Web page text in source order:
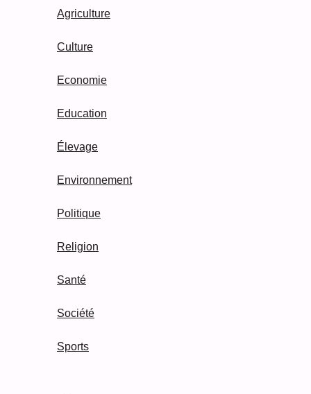
Agriculture
Culture
Economie
Education
Élevage
Environnement
Politique
Religion
Santé
Société
Sports